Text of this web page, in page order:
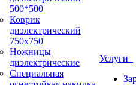
500*500
Коврик
диэлектрический
750х750
Ножницы
диэлектрические
Специальная
Услуги